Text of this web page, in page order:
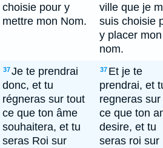
choisie pour y
mettre mon Nom.
ville que je
suis choisie
y placer mon
nom.
37Je te prendrai
donc, et tu
régneras sur tout
ce que ton âme
souhaitera, et tu
seras Roi sur
37 Et je te
prendrai, et
regneras
ce que ton
desire, et tu
seras roi sur